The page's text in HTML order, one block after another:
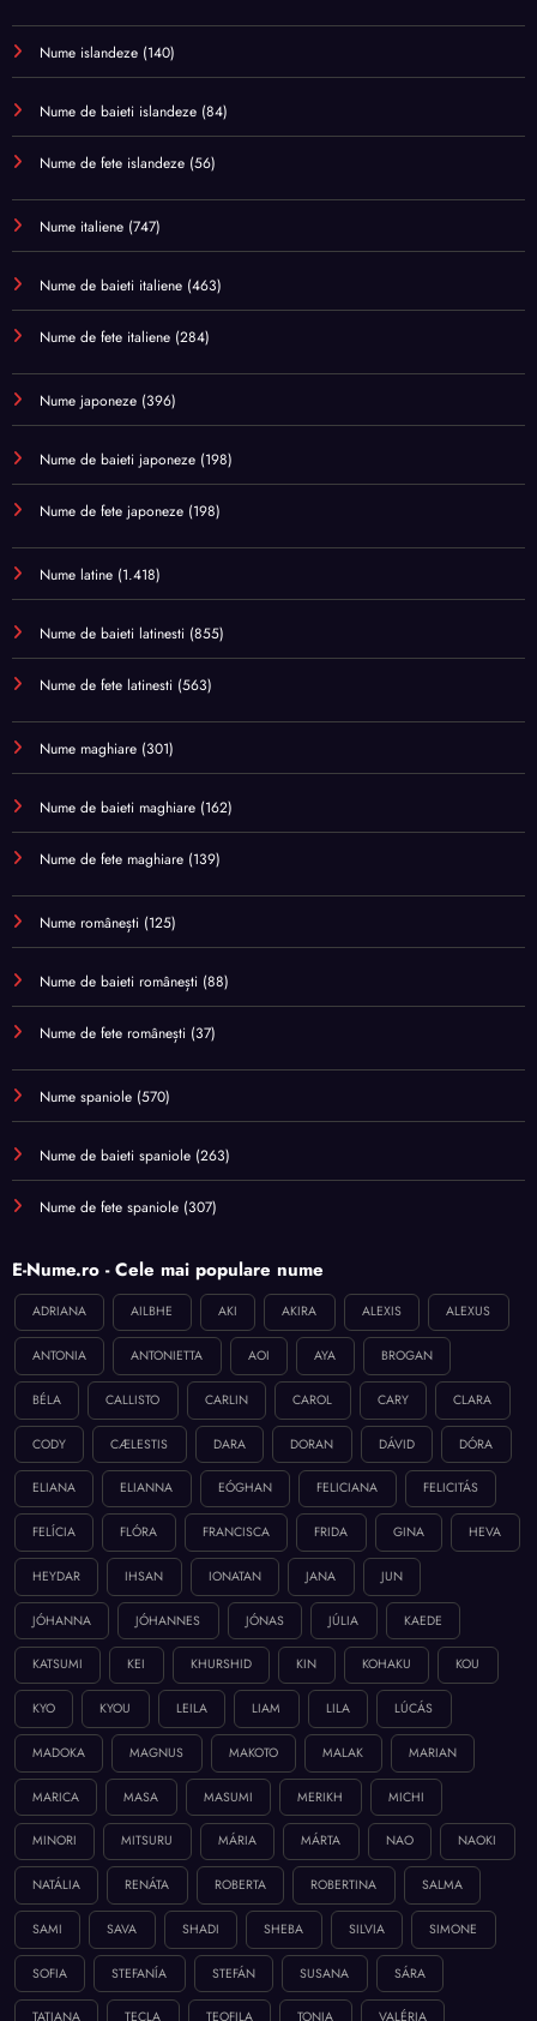
Nume islandeze (140)
Nume de baieti islandeze (84)
Nume de fete islandeze (56)
Nume italiene (747)
Nume de baieti italiene (463)
Nume de fete italiene (284)
Nume japoneze (396)
Nume de baieti japoneze (198)
Nume de fete japoneze (198)
Nume latine (1.418)
Nume de baieti latinesti (855)
Nume de fete latinesti (563)
Nume maghiare (301)
Nume de baieti maghiare (162)
Nume de fete maghiare (139)
Nume românești (125)
Nume de baieti românești (88)
Nume de fete românești (37)
Nume spaniole (570)
Nume de baieti spaniole (263)
Nume de fete spaniole (307)
E-Nume.ro - Cele mai populare nume
ADRIANA AILBHE AKI AKIRA ALEXIS ALEXUS
ANTONIA ANTONIETTA AOI AYA BROGAN
BÉLA CALLISTO CARLIN CAROL CARY CLARA
CODY CÆLESTIS DARA DORAN DÁVID DÓRA
ELIANA ELIANNA EÓGHAN FELICIANA FELICITÁS
FELÍCIA FLÓRA FRANCISCA FRIDA GINA HEVA
HEYDAR IHSAN IONATAN JANA JUN
JÓHANNA JÓHANNES JÓNAS JÚLIA KAEDE
KATSUMI KEI KHURSHID KIN KOHAKU KOU
KYO KYOU LEILA LIAM LILA LÚCÁS
MADOKA MAGNUS MAKOTO MALAK MARIAN
MARICA MASA MASUMI MERIKH MICHI
MINORI MITSURU MÁRIA MÁRTA NAO NAOKI
NATÁLIA RENÁTA ROBERTA ROBERTINA SALMA
SAMI SAVA SHADI SHEBA SILVIA SIMONE
SOFIA STEFANÍA STEFÁN SUSANA SÁRA
TATIANA TECLA TEOFILA TONIA VALÉRIA